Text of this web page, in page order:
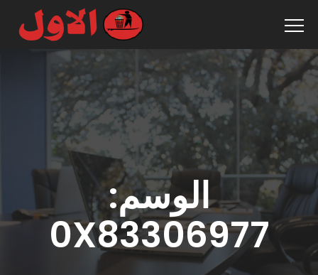
الوسم:
0X83306977